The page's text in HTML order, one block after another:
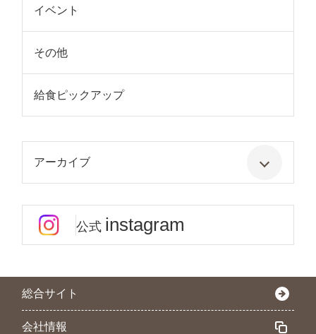
イベント
その他
給食ピックアップ
アーカイブ
公式 instagram
総合サイト
会社情報